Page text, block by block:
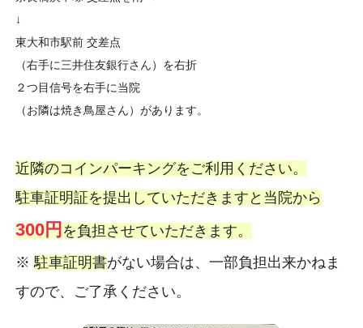
↓
東大和市駅前 交差点
（右手に三井住友銀行さん）を右折
２つ目信号を右手に当院
（お隣は焼き鳥屋さん）があります。
近隣のコインパーキングをご利用ください。
駐車証明証を提出していただきますと当院から
300円を負担させていただきます。
※ 駐車証明書がない場合は、一部負担出来かねま
すので、ご了承ください。